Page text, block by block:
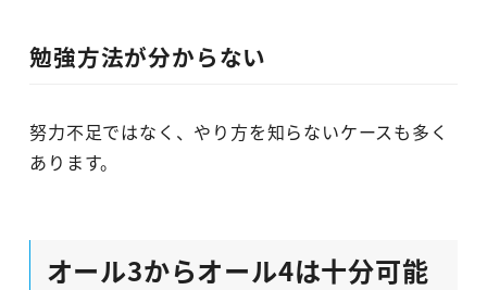
勉強方法が分からない
努力不足ではなく、やり方を知らないケースも多く
あります。
オール3からオール4は十分可能